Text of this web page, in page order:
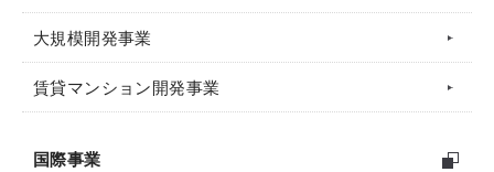
大規模開発事業
賃貸マンション開発事業
国際事業